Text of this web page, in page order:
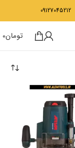
09127045212
تومان0